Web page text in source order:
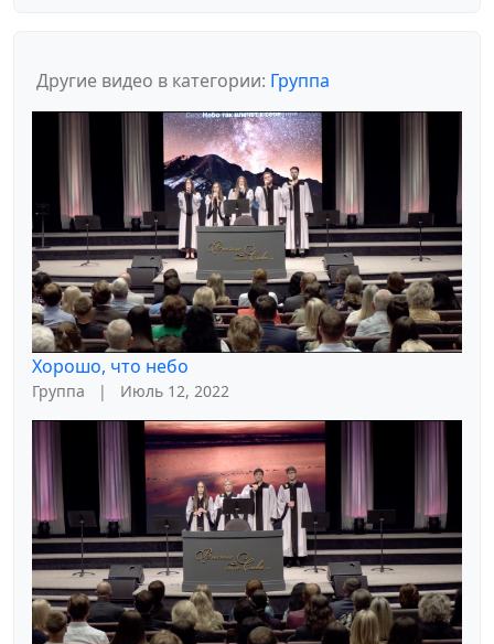
Другие видео в категории: Группа
Хорошо, что небо
Группа | Июль 12, 2022